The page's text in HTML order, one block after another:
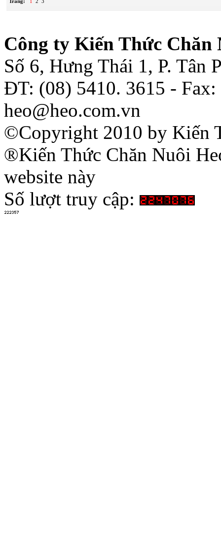
Công ty Kiến Thức Chăn
Số 6, Hưng Thái 1, P. Tân
ĐT: (08) 5410. 3615 -
heo@heo.com.vn
©Copyright 2010 by Kiến
®Kiến Thức Chăn Nuôi
website này
Số lượt truy cập: